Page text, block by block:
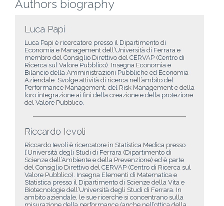
Authors biography
Luca Papi
Luca Papi è ricercatore presso il Dipartimento di
Economia e Management dell’Università di Ferrara e
membro del Consiglio Direttivo del CERVAP (Centro di
Ricerca sul Valore Pubblico). Insegna Economia e
Bilancio della Amministrazioni Pubbliche ed Economia
Aziendale. Svolge attività di ricerca nell’ambito del
Performance Management, del Risk Management e della
loro integrazione ai fini della creazione e della protezione
del Valore Pubblico.
Riccardo Ievoli
Riccardo Ievoli è ricercatore in Statistica Medica presso
l’Università degli Studi di Ferrara (Dipartimento di
Scienze dell’Ambiente e della Prevenzione) ed è parte
del Consiglio Direttivo del CERVAP (Centro di Ricerca sul
Valore Pubblico). Insegna Elementi di Matematica e
Statistica presso il Dipartimento di Scienze della Vita e
Biotecnologie dell’Università degli Studi di Ferrara. In
ambito aziendale, le sue ricerche si concentrano sulla